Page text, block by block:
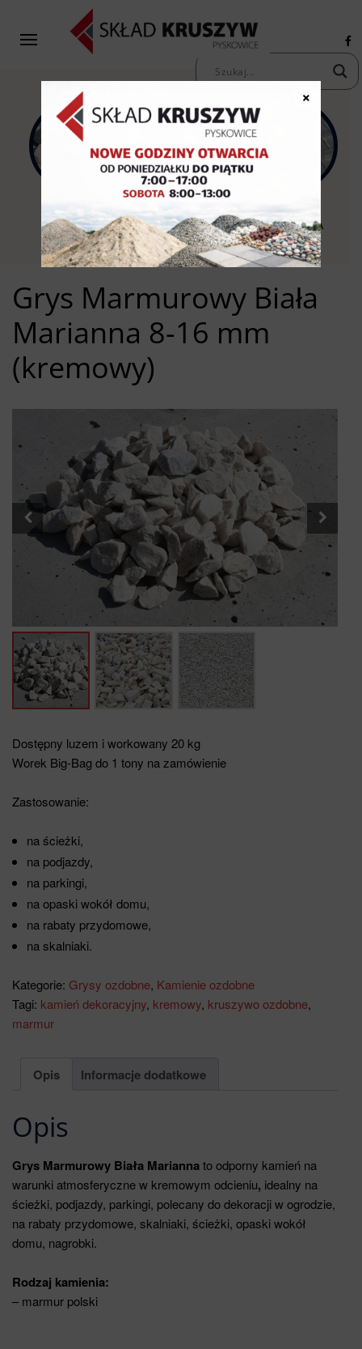
KAMIENIE
OZDOBNE
PIASKI ŻWIRY
KOSTKA
BRUKOWA
Grys Marmurowy Biała
Marianna 8-16 mm
(kremowy)
Dostępny luzem i workowany 20 kg
Worek Big-Bag do 1 tony na zamówienie
Zastosowanie:
na ścieżki,
na podjazdy,
na parkingi,
na opaski wokół domu,
na rabaty przydomowe,
na skalniaki.
Kategorie: Grysy ozdobne, Kamienie ozdobne
Tagi: kamień dekoracyjny, kremowy, kruszywo ozdobne,
marmur
Opis Informacje dodatkowe
Opis
Grys Marmurowy Biała Mariannato odporny kamień na
warunki atmosferyczne w kremowym odcieniu, idealny na
ścieżki, podjazdy, parkingi, polecany do dekoracji w ogrodzie,
na rabaty przydomowe, skalniaki, ścieżki, opaski wokół
domu, nagrobki.
Rodzaj kamienia:
– marmur polski
×